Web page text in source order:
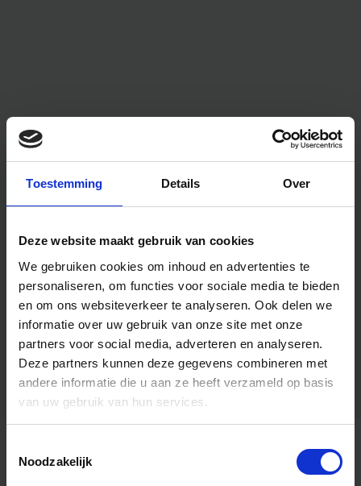
Toestemming Details Over
Deze website maakt gebruik van cookies
We gebruiken cookies om inhoud en advertenties te
personaliseren, om functies voor sociale media te bieden
en om ons websiteverkeer te analyseren. Ook delen we
informatie over uw gebruik van onze site met onze
partners voor social media, adverteren en analyseren.
Deze partners kunnen deze gegevens combineren met
andere informatie die u aan ze heeft verzameld op basis
van uw gebruik van hun services.
Noodzakelijk
Algemene informatie